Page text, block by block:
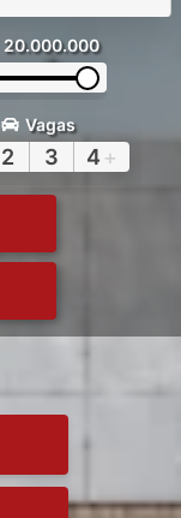
20.000.000
Vagas
2 3 4 +